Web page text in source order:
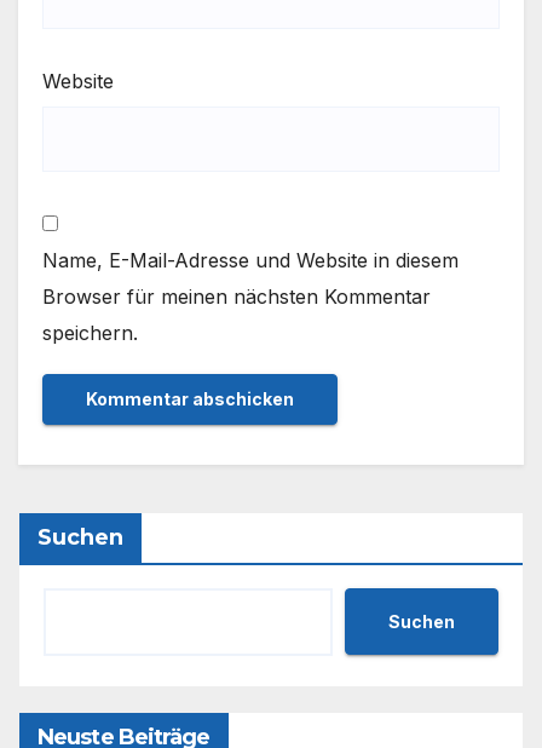
Website
Name, E-Mail-Adresse und Website in diesem
Browser für meinen nächsten Kommentar
speichern.
Suchen
Suchen
Neuste Beiträge